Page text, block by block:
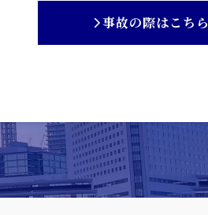
事故の際はこちら